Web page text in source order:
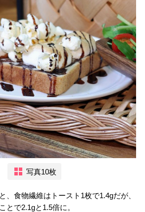
写真10枚
、食物繊維はトースト1枚で1.4gだが、
とで2.1gと1.5倍に。